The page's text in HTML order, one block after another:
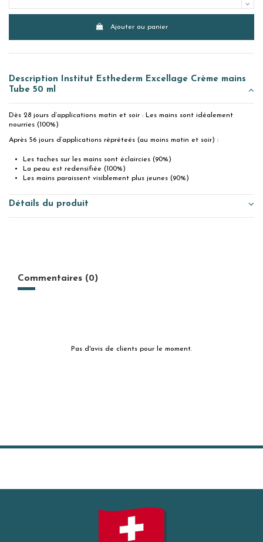
Ajouter au panier
Description Institut Esthederm Excellage Crème mains
Tube 50 ml
Dès 28 jours d’applications matin et soir : Les mains sont idéalement
nourries (100%)
Après 56 jours d’applications répréteés (au moins matin et soir) :
Les taches sur les mains sont éclaircies (90%)
La peau est redensifiée (100%)
Les mains paraissent visiblement plus jeunes (90%)
Détails du produit
Commentaires (0)
Pas d'avis de clients pour le moment.